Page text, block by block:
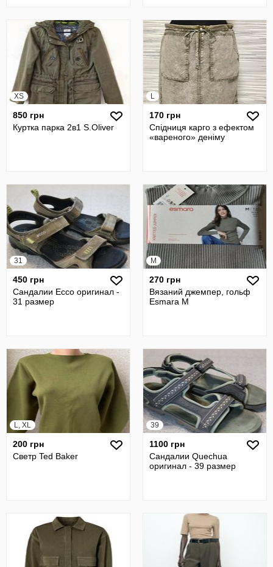
XS
850 грн
Куртка парка 2в1 S.Oliver
L
170 грн
Спідниця карго з ефектом
«вареного» деніму
31
450 грн
Сандалии Ecco оригинал -
31 размер
M
270 грн
Вязаний джемпер, гольф
Esmara M
L, XL
200 грн
Светр Ted Baker
39
1100 грн
Сандалии Quechua
оригинал - 39 размер